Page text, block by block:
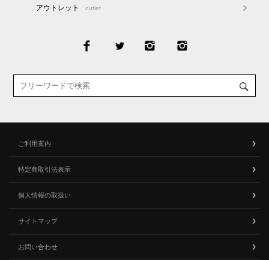
アウトレット outlet
ご利用案内
特定商取引法表示
個人情報の取扱い
サイトマップ
お問い合わせ